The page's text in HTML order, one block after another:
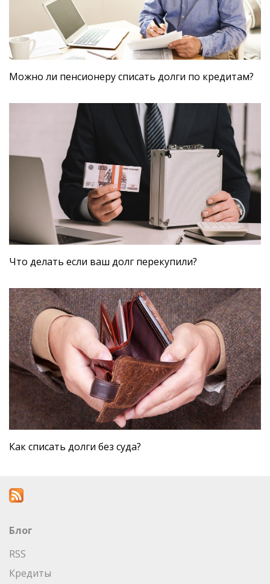
Можно ли пенсионеру списать долги по кредитам?
Что делать если ваш долг перекупили?
Как списать долги без суда?
Блог
RSS
Кредиты